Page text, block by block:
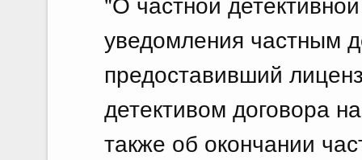
уведомления частным
предоставивший
детективом договора
также об окончании